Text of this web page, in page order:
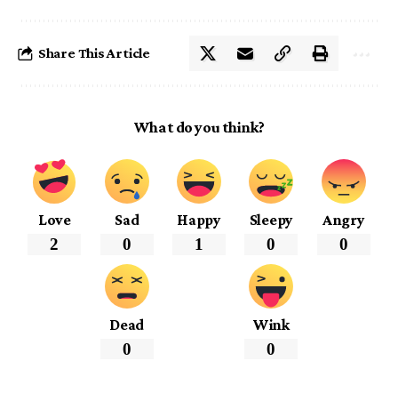
Share This Article
What do you think?
Love
2
Sad
0
Happy
1
Sleepy
0
Angry
0
Dead
0
Wink
0